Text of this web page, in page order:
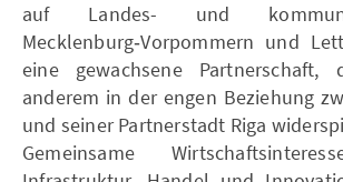
auf Landes- und
Mecklenburg‑Vorpommern und
eine gewachsene
anderem in der engen Beziehung
und seiner Partnerstadt Riga
Gemeinsame